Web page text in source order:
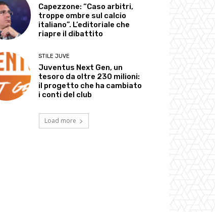
Capezzone: “Caso arbitri,
troppe ombre sul calcio
italiano”. L’editoriale che
riapre il dibattito
STILE JUVE
Juventus Next Gen, un
tesoro da oltre 230 milioni:
il progetto che ha cambiato
i conti del club
Load more